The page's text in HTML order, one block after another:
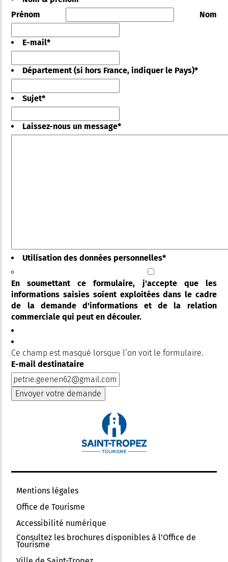
Prénom
Nom
E-mail*
Département (si hors France, indiquer le Pays)*
Sujet*
Laissez-nous un message*
Utilisation des données personnelles*
En soumettant ce formulaire, j'accepte que les
informations saisies soient exploitées dans le cadre
de la demande d'informations et de la relation
commerciale qui peut en découler.
Ce champ est masqué lorsque l‘on voit le formulaire.
E-mail destinataire
Mentions légales
Office de Tourisme
Accessibilité numérique
Consultez les brochures disponibles à l’Office de
Tourisme